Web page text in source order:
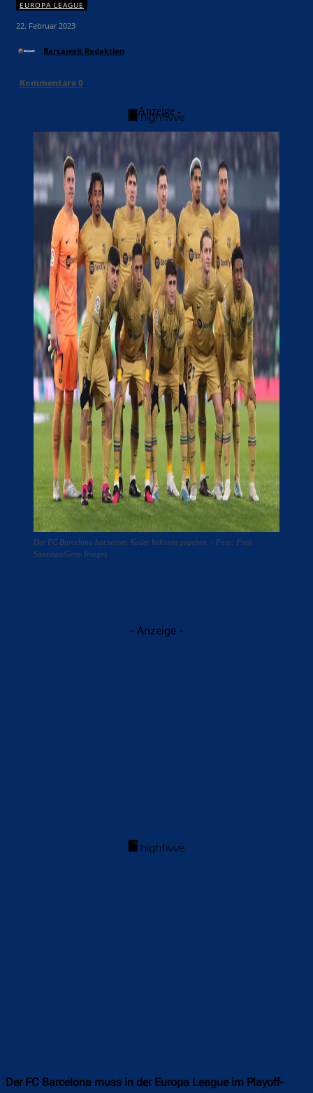
EUROPA LEAGUE
22. Februar 2023
Barçawelt Redaktion
Kommentare0
- Anzeige -
Der FC Barcelona hat seinen Kader bekannt gegeben. - Foto: Fran
Santiago/Getty Images
- Anzeige -
Der FC Barcelona muss in der Europa League im Playoff-